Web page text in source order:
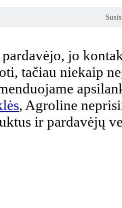
jo
tačiau niekaip
, Agroline
ir pardavėjų